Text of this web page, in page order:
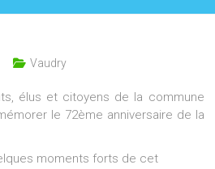
Vaudry
élus et citoyens de la commune
le 72ème anniversaire de la
moments forts de cet